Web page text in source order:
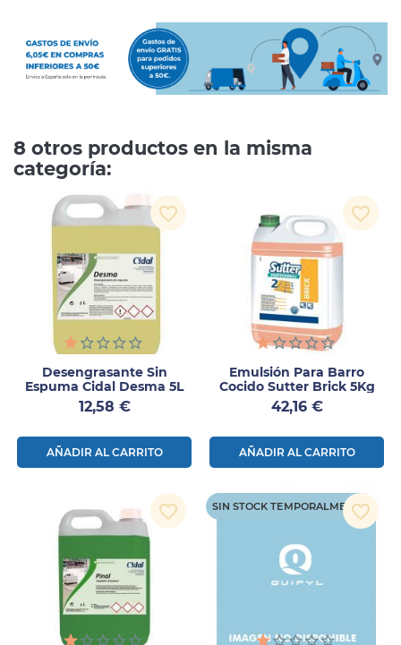
8 otros productos en la misma
categoría:
Desengrasante Sin
Espuma Cidal Desma 5L
Precio
12,58 €
AÑADIR AL CARRITO
favorite_border
Emulsión Para Barro
Cocido Sutter Brick 5Kg
Precio
42,16 €
AÑADIR AL CARRITO
favorite_border
favorite_border SIN STOCK TEMPORALMENTE
favorite_border